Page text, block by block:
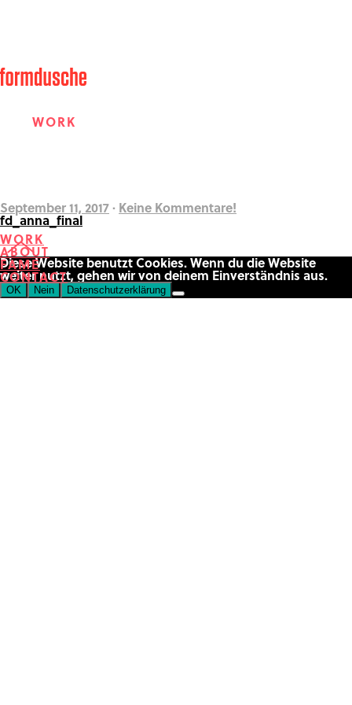
WORK
FAME
WORK
ABOUT
FAME
CONTACT
September 11, 2017 · Keine Kommentare!
fd_anna_final
Diese Website benutzt Cookies. Wenn du die Website
weiter nutzt, gehen wir von deinem Einverständnis aus.
OK Nein Datenschutzerklärung